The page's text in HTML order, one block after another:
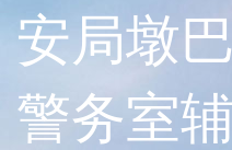
安局墩
警务室